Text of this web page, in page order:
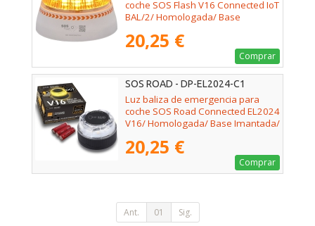
coche SOS Flash V16 Connected IoT
BAL/2/ Homologada/ Base
Funciona a Pilas
20,25 €
Comprar
SOS ROAD - DP-EL2024-C1
Luz baliza de emergencia para
coche SOS Road Connected EL2024
V16/ Homologada/ Base Imantada/
20,25 €
Comprar
Ant. 01 Sig.